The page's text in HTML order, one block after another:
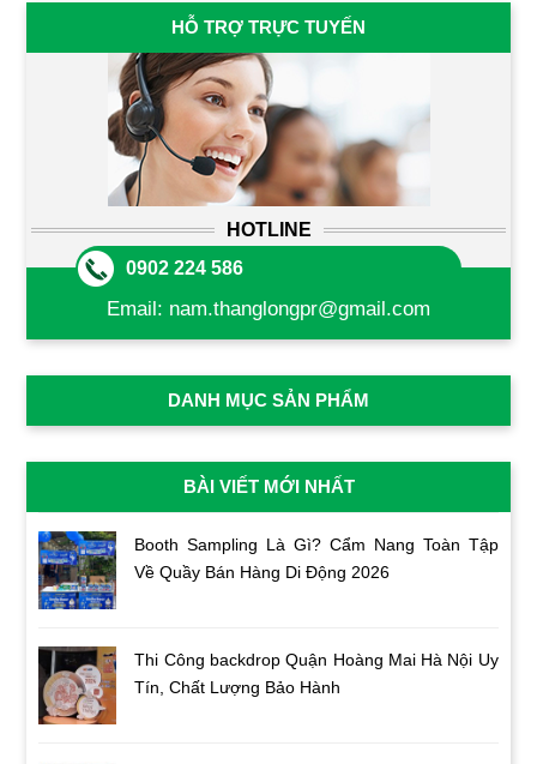
HỖ TRỢ TRỰC TUYẾN
HOTLINE
0902 224 586
Email: nam.thanglongpr@gmail.com
DANH MỤC SẢN PHẨM
BÀI VIẾT MỚI NHẤT
Booth Sampling Là Gì? Cẩm Nang Toàn Tập
Về Quầy Bán Hàng Di Động 2026
Thi Công backdrop Quận Hoàng Mai Hà Nội Uy
Tín, Chất Lượng Bảo Hành